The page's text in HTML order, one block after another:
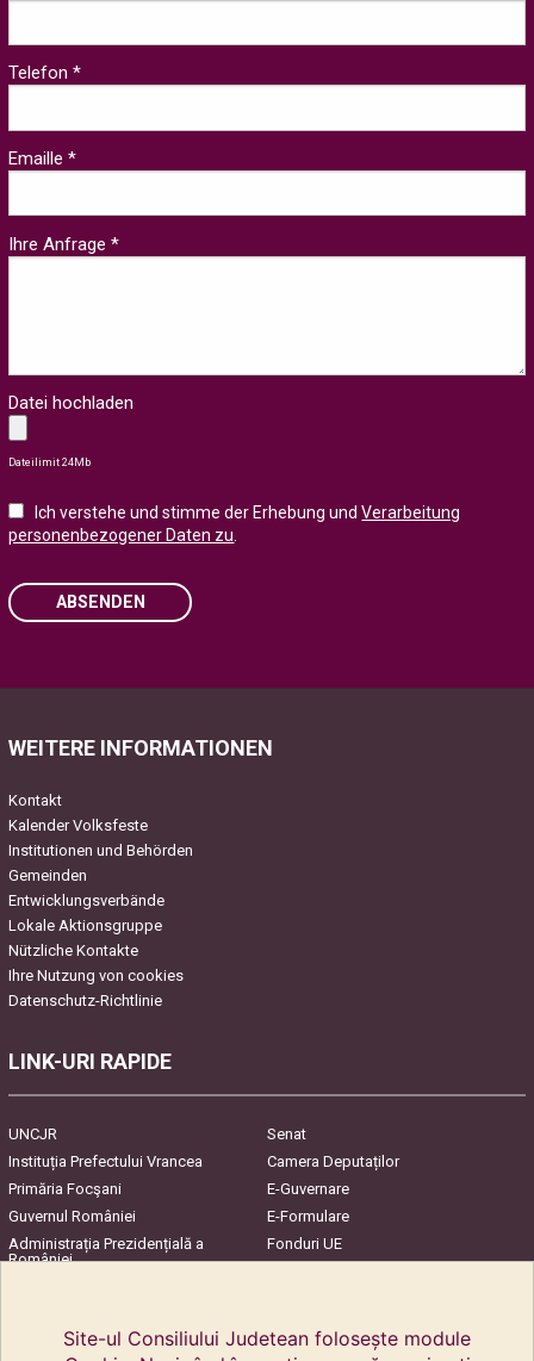
Telefon *
Emaille *
Ihre Anfrage *
Datei hochladen
Dateilimit 24Mb
Ich verstehe und stimme der Erhebung undVerarbeitung
personenbezogener Daten zu.
ABSENDEN
WEITERE INFORMATIONEN
Kontakt
Kalender Volksfeste
Institutionen und Behörden
Gemeinden
Entwicklungsverbände
Lokale Aktionsgruppe
Nützliche Kontakte
Ihre Nutzung von cookies
Datenschutz-Richtlinie
LINK-URI RAPIDE
UNCJR
Senat
Instituția Prefectului Vrancea
Camera Deputaților
Primăria Focşani
E-Guvernare
Guvernul României
E-Formulare
Administrația Prezidențială a
României
Fonduri UE
Site-ul Consiliului Judetean folosește module